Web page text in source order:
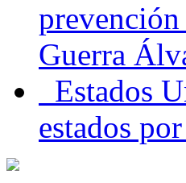
Guerra
Estados
estados